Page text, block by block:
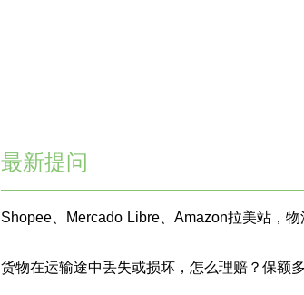
最新提问